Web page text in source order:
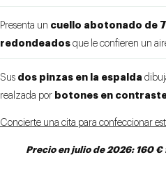
Presenta un cuello abotonado de
redondeados que le confieren un
Sus dos pinzas en la espalda
realzada por botones en
Concierte una cita para confeccionar
Precio en juliode 2026: 160 €